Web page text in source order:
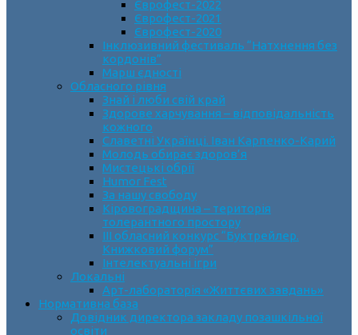
Єврофест-2022
Єврофест-2021
Єврофест-2020
Інклюзивний фестиваль “Натхнення без
кордонів”
Марш єдності
Обласного рівня
Знай і люби свій край
Здорове харчування – відповідальність
кожного
Славетні Українці. Іван Карпенко-Карий
Молодь обирає здоров’я
Мистецькі обрії
Humor Fest
За нашу свободу
Кіровоградщина – територія
толерантного простору
ІII обласний конкурс “Буктрейлер.
Книжковий форум”
Інтелектуальні ігри
Локальні
Арт-лабораторія «Життєвих завдань»
Нормативна база
Довідник директора закладу позашкільної
освіти